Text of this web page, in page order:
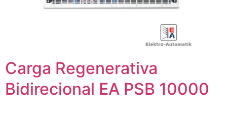
Carga Regenerativa
Bidirecional EA PSB 10000